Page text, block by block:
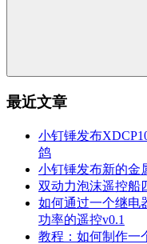
最近文章
小钉锤发布
鸽
小钉锤发布新的金
双动力泡沫遥控船
如何通过一个继电
功率的遥控v0.1
教程：如何制作一